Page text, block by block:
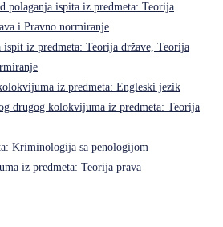
polaganja ispita iz predmeta: Teorija
i Pravno normiranje
ispit iz predmeta: Teorija države, Teorija
iz predmeta: Engleski jezik
drugog kolokvijuma iz predmeta: Teorija
Kriminologija sa penologijom
iz predmeta: Teorija prava